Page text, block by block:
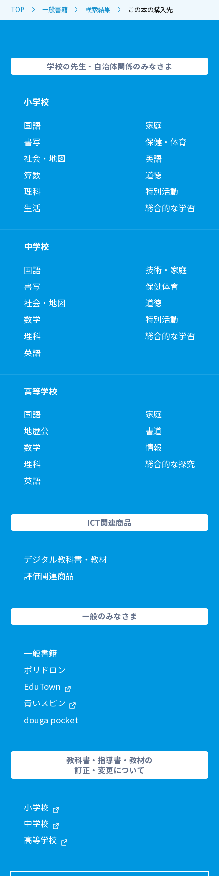
TOP 一般書籍 検索結果 この本の購入先
学校の先生・自治体関係のみなさま
小学校
国語
書写
社会・地図
算数
理科
生活
家庭
保健・体育
英語
道徳
特別活動
総合的な学習
中学校
国語
書写
社会・地図
数学
理科
英語
技術・家庭
保健体育
道徳
特別活動
総合的な学習
高等学校
国語
地歴公
数学
理科
英語
家庭
書道
情報
総合的な探究
ICT関連商品
デジタル教科書・教材
評価関連商品
一般のみなさま
一般書籍
ポリドロン
EduTown
青いスピン
douga pocket
教科書・指導書・教材の
訂正・変更について
小学校
中学校
高等学校